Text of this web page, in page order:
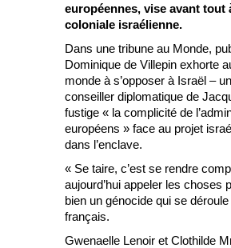
européennes, vise avant
coloniale israélienne.
Dans une tribune au Monde,
Dominique de Villepin exhorte
monde à s’opposer à Israël –
conseiller diplomatique de
fustige « la complicité de
européens » face au projet
dans l’enclave.
« Se taire, c’est se rendre
aujourd’hui appeler les choses
bien un génocide qui se
français.
Gwenaelle Lenoir et Clothilde